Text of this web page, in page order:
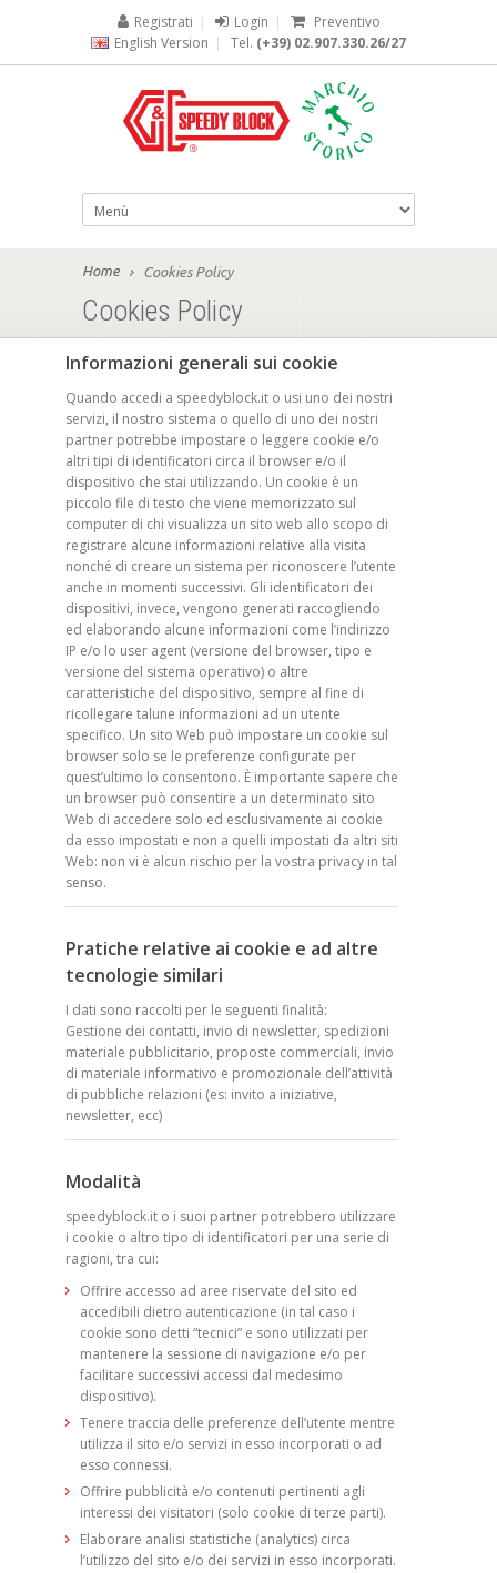
Registrati | Login |
Preventivo
English Version | Tel. (+39) 02.907.330.26/27
Home Cookies Policy
Cookies Policy
Informazioni generali sui cookie
Quando accedi a speedyblock.it o usi uno dei nostri
servizi, il nostro sistema o quello di uno dei nostri
partner potrebbe impostare o leggere cookie e/o
altri tipi di identificatori circa il browser e/o il
dispositivo che stai utilizzando. Un cookie è un
piccolo file di testo che viene memorizzato sul
computer di chi visualizza un sito web allo scopo di
registrare alcune informazioni relative alla visita
nonché di creare un sistema per riconoscere l’utente
anche in momenti successivi. Gli identificatori dei
dispositivi, invece, vengono generati raccogliendo
ed elaborando alcune informazioni come l’indirizzo
IP e/o lo user agent (versione del browser, tipo e
versione del sistema operativo) o altre
caratteristiche del dispositivo, sempre al fine di
ricollegare talune informazioni ad un utente
specifico. Un sito Web può impostare un cookie sul
browser solo se le preferenze configurate per
quest’ultimo lo consentono. È importante sapere che
un browser può consentire a un determinato sito
Web di accedere solo ed esclusivamente ai cookie
da esso impostati e non a quelli impostati da altri siti
Web: non vi è alcun rischio per la vostra privacy in tal
senso.
Pratiche relative ai cookie e ad altre
tecnologie similari
I dati sono raccolti per le seguenti finalità:
Gestione dei contatti, invio di newsletter, spedizioni
materiale pubblicitario, proposte commerciali, invio
di materiale informativo e promozionale dell’attività
di pubbliche relazioni (es: invito a iniziative,
newsletter, ecc)
Modalità
speedyblock.it o i suoi partner potrebbero utilizzare
i cookie o altro tipo di identificatori per una serie di
ragioni, tra cui:
Offrire accesso ad aree riservate del sito ed
accedibili dietro autenticazione (in tal caso i
cookie sono detti “tecnici” e sono utilizzati per
mantenere la sessione di navigazione e/o per
facilitare successivi accessi dal medesimo
dispositivo).
Tenere traccia delle preferenze dell’utente mentre
utilizza il sito e/o servizi in esso incorporati o ad
esso connessi.
Offrire pubblicità e/o contenuti pertinenti agli
interessi dei visitatori (solo cookie di terze parti).
Elaborare analisi statistiche (analytics) circa
l’utilizzo del sito e/o dei servizi in esso incorporati.